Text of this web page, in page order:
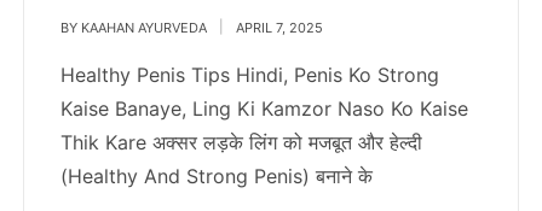
BY KAAHAN AYURVEDA APRIL 7, 2025
Healthy Penis Tips Hindi, Penis Ko Strong
Kaise Banaye, Ling Ki Kamzor Naso Ko Kaise
Thik Kare अक्सर लड़के लिंग को मजबूत और हेल्दी
(Healthy And Strong Penis) बनाने के